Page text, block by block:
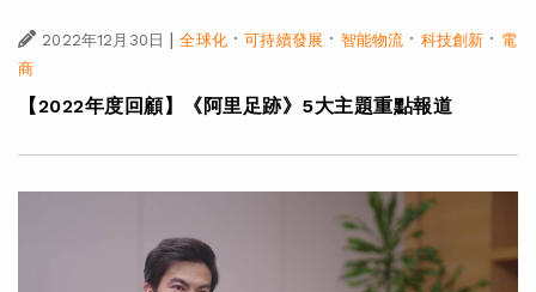
2022年12月30日 | 全球化·可持續發展 · 智能物流 · 科技創新 · 電
商
【2022年度回顧】《阿里足跡》5大主題重點報道